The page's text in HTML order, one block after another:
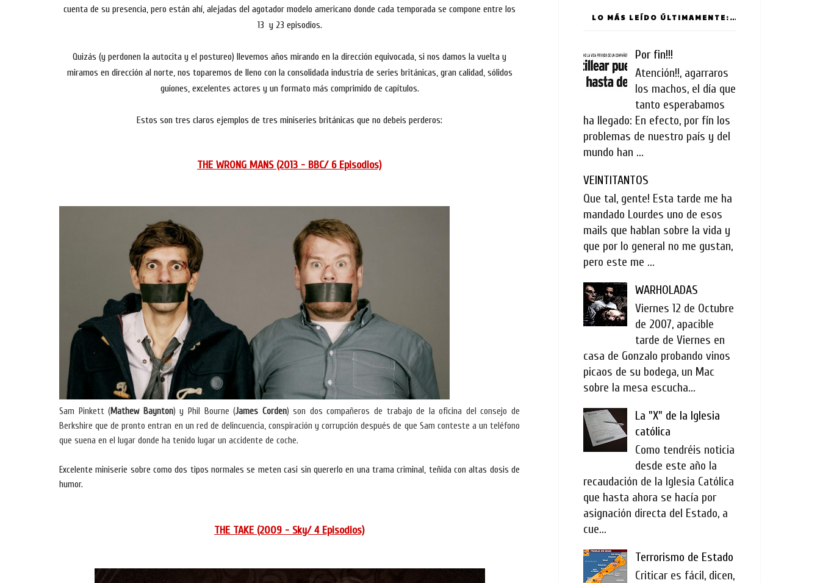
cuenta de su presencia, pero están ahí, alejadas del agotador modelo americano donde cada temporada se compone entre los
13 y 23 episodios.
Quizás (y perdonen la autocita y el postureo) llevemos años mirando en la dirección equivocada, si nos damos la vuelta y
miramos en dirección al norte, nos toparemos de lleno con la consolidada industria de series británicas, gran calidad, sólidos
guiones, excelentes actores y un formato más comprimido de capítulos.
Estos son tres claros ejemplos de tres miniseries británicas que no debeis perderos:
THE WRONG MANS (2013 - BBC/ 6 Episodios)
Sam Pinkett (Mathew Baynton) y Phil Bourne (James Corden) son dos compañeros de trabajo de la oficina del consejo de
Berkshire que de pronto entran en un red de delincuencia, conspiración y corrupción después de que Sam conteste a un teléfono
que suena en el lugar donde ha tenido lugar un accidente de coche.
Excelente miniserie sobre como dos tipos normales se meten casi sin quererlo en una trama criminal, teñida con altas dosis de
humor.
THE TAKE (2009 - Sky/ 4 Episodios)
LO MÁS LEÍDO ÚLTIMAMENTE:
Por fin!!!
Atención!!, agarraros
los machos, el día que
tanto esperabamos
ha llegado: En efecto, por fín los
problemas de nuestro país y del
mundo han ...
VEINTITANTOS
Que tal, gente! Esta tarde me ha
mandado Lourdes uno de esos
mails que hablan sobre la vida y
que por lo general no me gustan,
pero este me ...
WARHOLADAS
Viernes 12 de Octubre
de 2007, apacible
tarde de Viernes en
casa de Gonzalo probando vinos
picaos de su bodega, un Mac
sobre la mesa escucha...
La "X" de la Iglesia
católica
Como tendréis noticia
desde este año la
recaudación de la Iglesia Católica
que hasta ahora se hacía por
asignación directa del Estado, a
cue...
Terrorismo de Estado
Criticar es fácil, dicen,